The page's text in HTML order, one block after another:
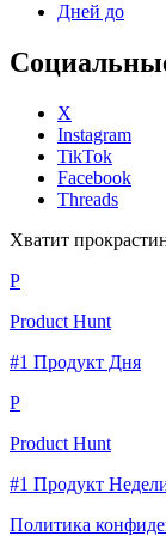
Дней до
X
Instagram
TikTok
Facebook
Threads
Хватит
P
Product Hunt
#1 Продукт Дня
P
Product Hunt
#1 Продукт
Политика